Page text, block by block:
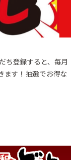
ち登録すると、毎月
ます！抽選でお得な